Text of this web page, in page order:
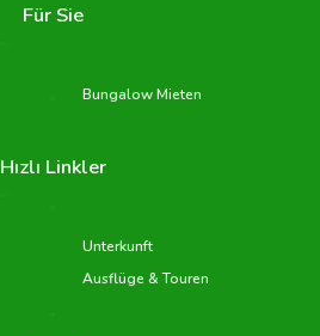
Für Sie
Bungalow Mieten
Hızlı Linkler
Unterkunft
Ausflüge & Touren